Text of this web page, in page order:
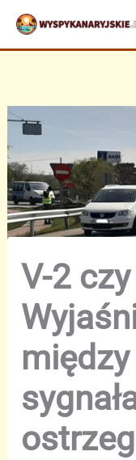
Przejdź
treści
V-2